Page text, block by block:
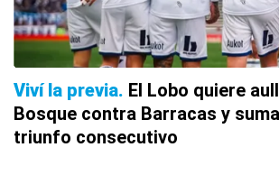
Viví la previa El Lobo quiere
Bosque contra Barracas y
triunfo consecutivo